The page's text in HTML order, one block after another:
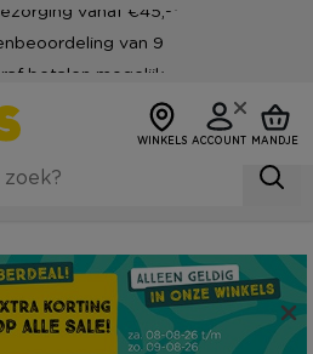
vanaf €45,-*
van 9
betalen mogelijk
WINKELS ACCOUNT MANDJE